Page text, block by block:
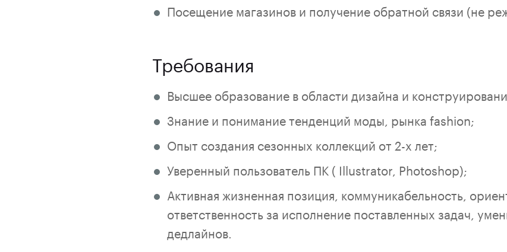
Посещение магазинов и получение обратной связи (не
Требования
Высшее образование в области дизайна и
Знание и понимание тенденций моды, рынка fashion;
Опыт создания сезонных коллекций от 2-х лет;
Уверенный пользователь ПК ( Illustrator, Photoshop);
Активная жизненная позиция, коммуникабельность,
ответственность за исполнение поставленных задач,
дедлайнов.